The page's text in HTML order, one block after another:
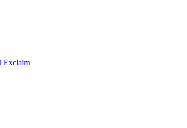
Exclaim